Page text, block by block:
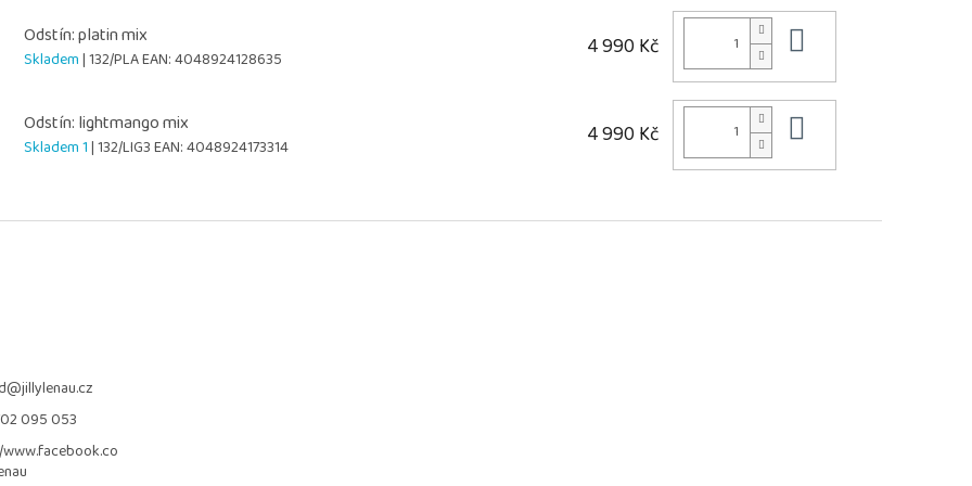
Odstín: platin mix
Skladem| 132/PLAEAN:4048924128635 4 990 Kč
Odstín: lightmango mix
Skladem 1| 132/LIG3EAN:4048924173314 4 990 Kč
@jillylenau.cz
095 053